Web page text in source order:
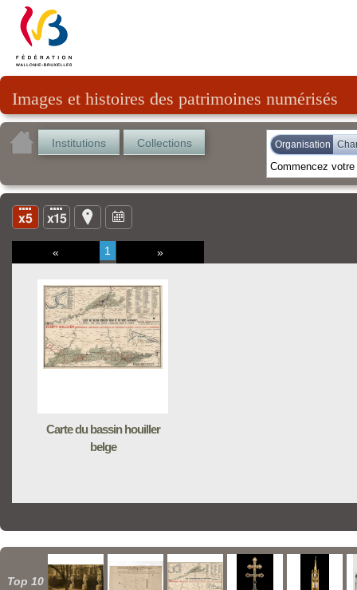
Images et histoires des patrimoines numérisés
Institutions Collections Organisation
« 1 »
Carte du bassin houiller
belge
Top 10